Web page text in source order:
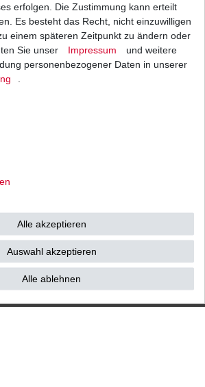
Vorkasse
Barzahlung bei Abholung in
53783 Eitorf (
Bitte
unbedingt Termin
erfolgen. Die Zustimmung kann erteilt
Es besteht das Recht, nicht einzuwilligen
einem späteren Zeitpunkt zu ändern oder
Sie unser
Impressum
und weitere
personenbezogener Daten in unserer
Alle akzeptieren
Auswahl akzeptieren
Alle ablehnen